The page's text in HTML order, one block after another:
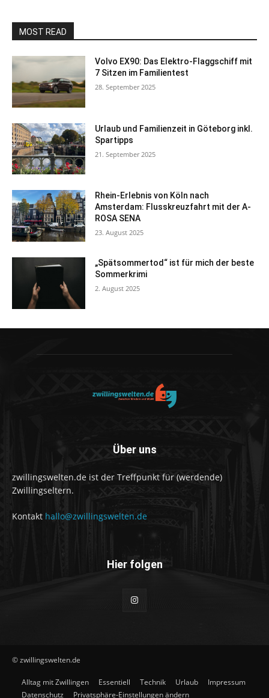
MOST READ
Volvo EX90: Das Elektro-Flaggschiff mit
7 Sitzen im Familientest
28. September 2025
Urlaub und Familienzeit in Göteborg inkl.
Spartipps
21. September 2025
Rhein-Erlebnis von Köln nach
Amsterdam: Flusskreuzfahrt mit der A-
ROSA SENA
23. August 2025
„Spätsommertod“ ist für mich der beste
Sommerkrimi
2. August 2025
Über uns
zwillingswelten.de ist der Treffpunkt für (werdende)
Zwillingseltern.
Kontakt hallo@zwillingswelten.de
Hier folgen
© zwillingswelten.de
Alltag mit Zwillingen Essentiell Technik Urlaub
Impressum
Datenschutz
Privatsphäre-Einstellungen ändern